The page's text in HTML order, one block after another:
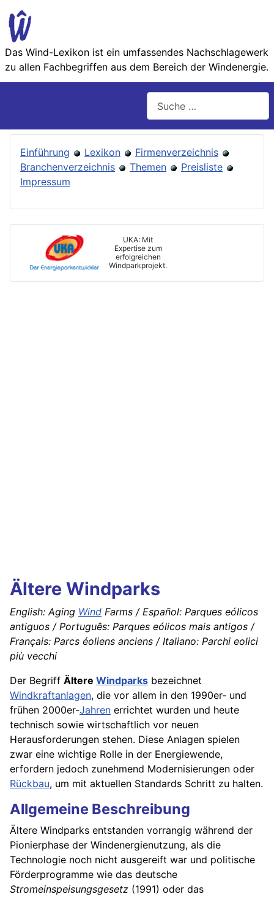
Das Wind-Lexikon ist ein umfassendes Nachschlage­werk
zu allen Fachbegriffen aus dem Bereich der Wind­energie.
Einführung Lexikon
Firmenverzeichnis
Branchenverzeichnis
Themen
Preisliste
Impressum
UKA: Mit
Expertise zum
erfolgreichen
Windparkprojekt.
Ältere Windparks
English: Aging Wind Farms / Español: Parques eólicos
antiguos / Português: Parques eólicos mais antigos /
Français: Parcs éoliens anciens / Italiano: Parchi eolici
più vecchi
Der Begriff Ältere Windparks bezeichnet
Windkraftanlagen, die vor allem in den 1990er- und
frühen 2000er-Jahren errichtet wurden und heute
technisch sowie wirtschaftlich vor neuen
Herausforderungen stehen. Diese Anlagen spielen
zwar eine wichtige Rolle in der Energiewende,
erfordern jedoch zunehmend Modernisierungen oder
Rückbau, um mit aktuellen Standards Schritt zu halten.
Allgemeine Beschreibung
Ältere Windparks entstanden vorrangig während der
Pionierphase der Windenergienutzung, als die
Technologie noch nicht ausgereift war und politische
Förderprogramme wie das deutsche
Stromeinspeisungsgesetz (1991) oder das